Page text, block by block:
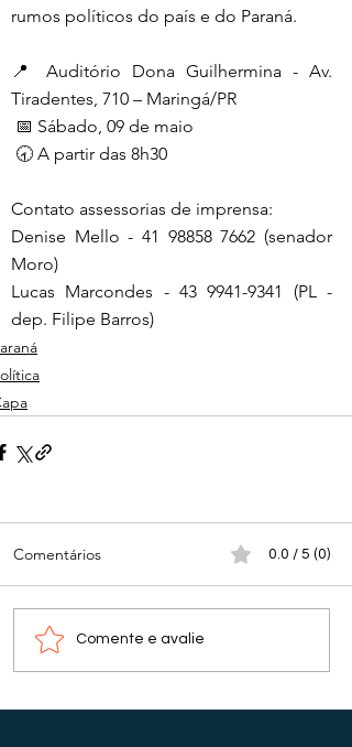
rumos políticos do país e do Paraná.
📍 Auditório Dona Guilhermina - Av.
Tiradentes, 710 – Maringá/PR
📅 Sábado, 09 de maio
🕣 A partir das 8h30
Contato assessorias de imprensa:
Denise Mello - 41 98858 7662 (senador
Moro)
Lucas Marcondes - 43 9941-9341 (PL -
dep. Filipe Barros)
Comentários 0.0 / 5 (0)
Comente e avalie